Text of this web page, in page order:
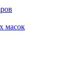
масок